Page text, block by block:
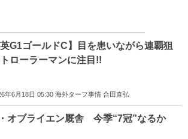
英G1ゴールドC】目を患いながら連覇狙
ローラーマンに注目!!
年6月18日 05:30 海外ターフ事情 合田直弘
オブライエン厩舎 今季“7冠”なるか